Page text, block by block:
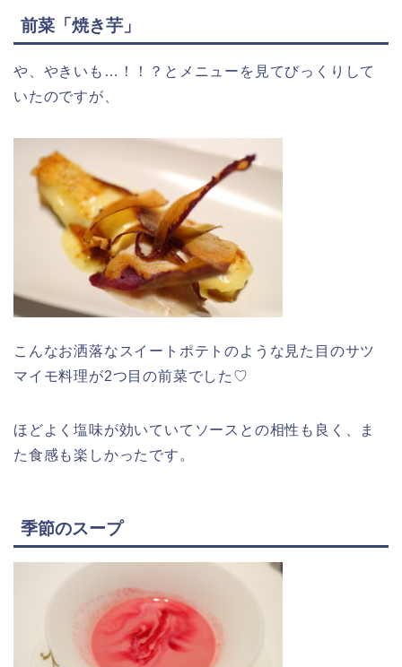
前菜「焼き芋」
や、やきいも…！！？とメニューを見てびっくりして
いたのですが、
こんなお洒落なスイートポテトのような見た目のサツ
マイモ料理が2つ目の前菜でした♡
ほどよく塩味が効いていてソースとの相性も良く、ま
た食感も楽しかったです。
季節のスープ